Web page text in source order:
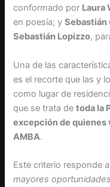
conformado por Laura
en poesía; ySebastián
Sebastián Lopizzo,
Una de las
es el recorte que las y
como lugar de
que se trata detoda la
excepción de quienes
AMBA.
Este criterio responde
mayores